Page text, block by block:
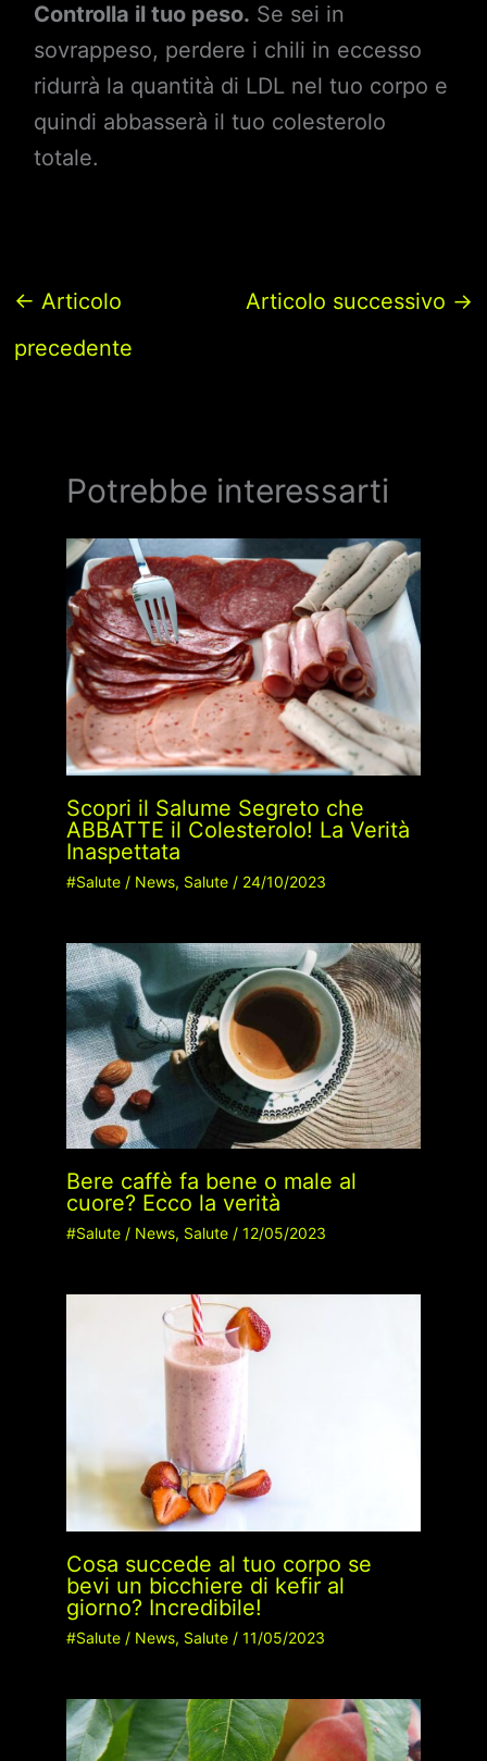
Controlla il tuo peso. Se sei in
sovrappeso, perdere i chili in eccesso
ridurrà la quantità di LDL nel tuo corpo e
quindi abbasserà il tuo colesterolo
totale.
← Articolo
precedente
Articolo successivo →
Potrebbe interessarti
Scopri il Salume Segreto che
ABBATTE il Colesterolo! La Verità
Inaspettata
#Salute/ News, Salute/ 24/10/2023
Bere caffè fa bene o male al
cuore? Ecco la verità
#Salute/ News, Salute/ 12/05/2023
Cosa succede al tuo corpo se
bevi un bicchiere di kefir al
giorno? Incredibile!
#Salute/ News, Salute/ 11/05/2023